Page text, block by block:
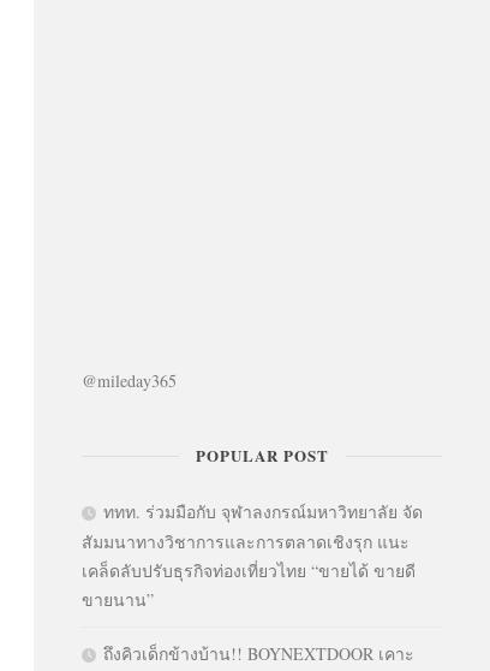
@mileday365
POPULAR POST
ททท. ร่วมมือกับ จุฬาลงกรณ์มหาวิทยาลัย จัด
สัมมนาทางวิชาการและการตลาดเชิงรุก แนะ
เคล็ดลับปรับธุรกิจท่องเที่ยวไทย “ขายได้ ขายดี
ขายนาน”
ถึงคิวเด็กข้างบ้าน!! BOYNEXTDOOR เคาะ